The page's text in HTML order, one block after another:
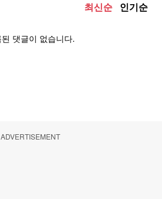
ADVERTISEMENT